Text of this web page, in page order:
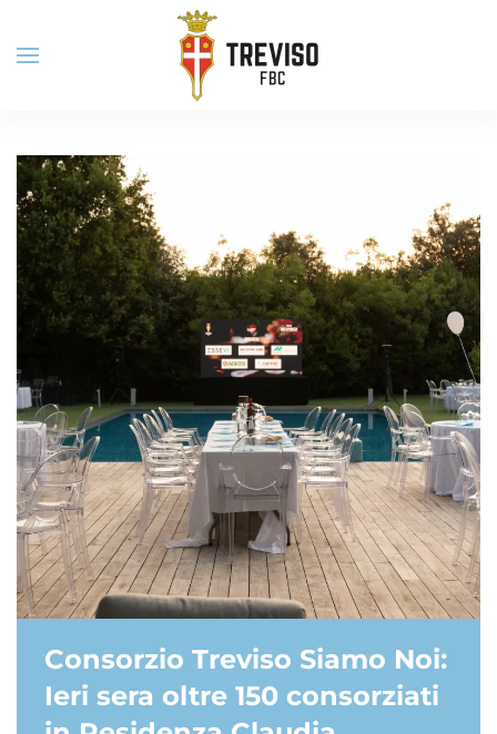
Skip to main content
Consorzio Treviso Siamo Noi:
Ieri sera oltre 150 consorziati